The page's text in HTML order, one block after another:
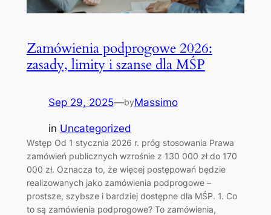
Zamówienia podprogowe 2026:
zasady, limity i szanse dla MŚP
Sep 29, 2025—byMassimo
in Uncategorized
Wstęp Od 1 stycznia 2026 r. próg stosowania Prawa
zamówień publicznych wzrośnie z 130 000 zł do 170
000 zł. Oznacza to, że więcej postępowań będzie
realizowanych jako zamówienia podprogowe –
prostsze, szybsze i bardziej dostępne dla MŚP. 1. Co
to są zamówienia podprogowe? To zamówienia,